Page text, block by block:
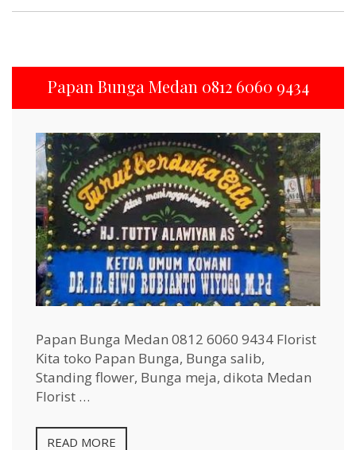
Papan Bunga Medan 0812 6060 9434
Papan Bunga Medan 0812 6060 9434 Florist
Kita toko Papan Bunga, Bunga salib,
Standing flower, Bunga meja, dikota Medan
Florist …
READ MORE